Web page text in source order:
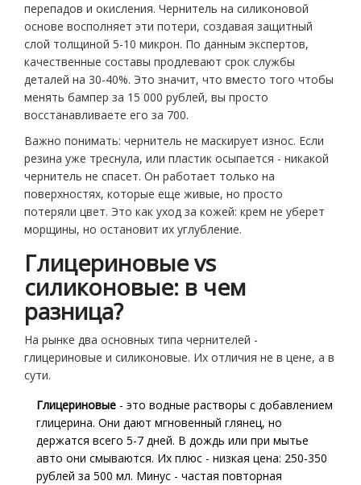
перепадов и окисления. Чернитель на силиконовой
основе восполняет эти потери, создавая защитный
слой толщиной 5-10 микрон. По данным экспертов,
качественные составы продлевают срок службы
деталей на 30-40%. Это значит, что вместо того чтобы
менять бампер за 15 000 рублей, вы просто
восстанавливаете его за 700.
Важно понимать: чернитель не маскирует износ. Если
резина уже треснула, или пластик осыпается - никакой
чернитель не спасет. Он работает только на
поверхностях, которые еще живые, но просто
потеряли цвет. Это как уход за кожей: крем не уберет
морщины, но остановит их углубление.
Глицериновые vs
силиконовые: в чем
разница?
На рынке два основных типа чернителей -
глицериновые и силиконовые. Их отличия не в цене, а в
сути.
Глицериновые - это водные растворы с добавлением
глицерина. Они дают мгновенный глянец, но
держатся всего 5-7 дней. В дождь или при мытье
авто они смываются. Их плюс - низкая цена: 250-350
рублей за 500 мл. Минус - частая повторная